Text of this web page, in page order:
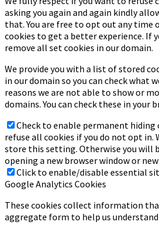
asking you again and again kindly
that. You are free to opt out any time
cookies to get a better experience. If
remove all set cookies in our domain.
We provide you with a list of stored
in our domain so you can check what
reasons we are not able to show or
domains. You can check these in your
Check to enable permanent hiding
refuse all cookies if you do not opt in.
store this setting. Otherwise you will
opening a new browser window or
Click to enable/disable essential
Google Analytics Cookies
These cookies collect information
aggregate form to help us